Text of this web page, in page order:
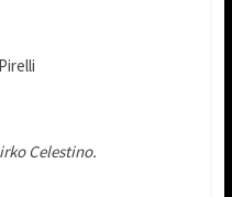
Celestino.